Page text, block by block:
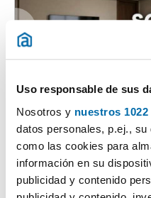
Uso responsable de sus
Nosotros y nuestros
datos personales, p.ej.,
como las cookies para
información en su
publicidad y contenido
950€
79m2 3 Hab
Calle Bolivia, Casco Viejo,
Contactar